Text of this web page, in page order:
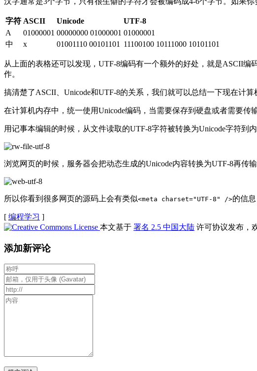
字符 ASCII Unicode
UTF-8
A
01000001 00000000 01000001 01000001
中
x 01001110 00101101 11100100 10111000 10101101
从上面的表格还可以发现，UTF-8编码有一个额外的好处，就是ASCII
作。
搞清楚了ASCII、Unicode和UTF-8的关系，我们就可以总结一下现在计算
在计算机内存中，统一使用Unicode编码，当需要保存到硬盘或者需要传
用记事本编辑的时候，从文件读取的UTF-8字符被转换为Unicode字符到
浏览网页的时候，服务器会把动态生成的Unicode内容转换为UTF-8再传输
所以你看到很多网页的源码上会有类似<meta charset="UTF-8" />的信
[ 编程学习 ]
本文基于 署名 2.5 中国大陆 许可协议发布，
添加新评论